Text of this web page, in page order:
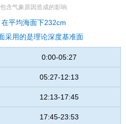
平均海面下232cm
采用的是理论深度基准面
0:00-05:27
05:27-12:13
12:13-17:45
17:45-23:53